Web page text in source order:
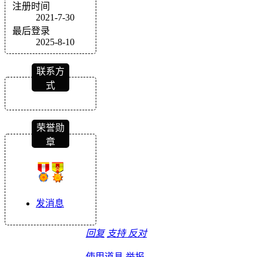
注册时间
2021-7-30
最后登录
2025-8-10
联系方
式
荣誉勋
章
发消息
回复 支持 反对